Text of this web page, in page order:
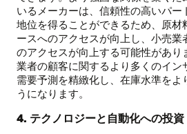
いるメーカーは、信頼性の高いパー
地位を得ることができるため、原材
ースへのアクセスが向上し、小売
のアクセスが向上する可能性があり
業者の顧客に関するより多くのイン
需要予測を精緻化し、在庫水準をよ
うになります。
4. テクノロジーと自動化への投資